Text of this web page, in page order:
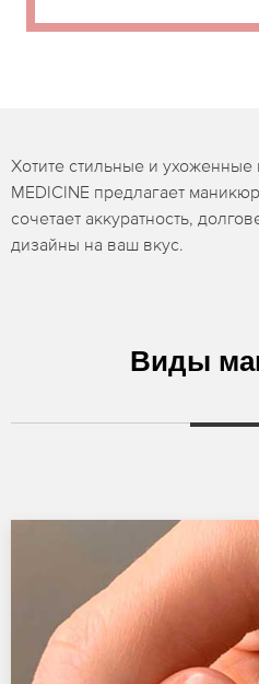
Хотите стильные и ухоженные
MEDICINE предлагает
сочетает аккуратность,
дизайны на ваш вкус.
Виды